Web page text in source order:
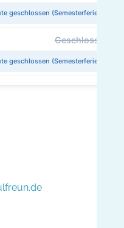
geschlossen (Semesterferien)
Geschlossen
geschlossen (Semesterferien)